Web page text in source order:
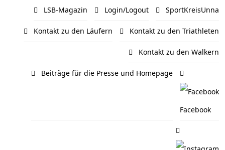
LSB-Magazin Login/Logout SportKreisUnna
Kontakt zu den Läufern Kontakt zu den Triathleten
Kontakt zu den Walkern
Beiträge für die Presse und Homepage
Facebook